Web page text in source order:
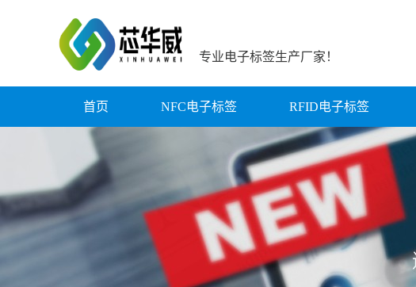
专业电子标签生产厂家！
首页 NFC电子标签 RFID电子标签